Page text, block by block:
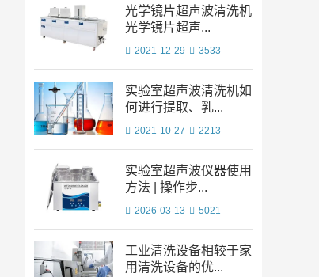
光学镜片超声波清洗机_
光学镜片超声...
2021-12-29 3533
实验室超声波清洗机如
何进行提取、乳...
2021-10-27 2213
实验室超声波仪器使用
方法 | 操作步...
2026-03-13 5021
工业清洗设备相较于家
用清洗设备的优...